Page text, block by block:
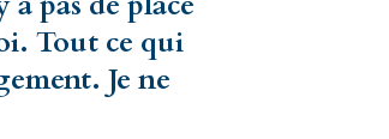
Tout ce qui
Je ne